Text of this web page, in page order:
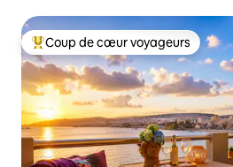
Coup de cœur voyageurs parmi
Coup de cœur voyageurs